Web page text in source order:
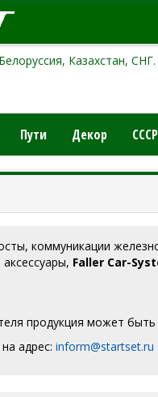
Казахстан, СНГ.
Пути Декор СССР
коммуникации
Faller Car-
продукция может
адрес: inform@startset.ru